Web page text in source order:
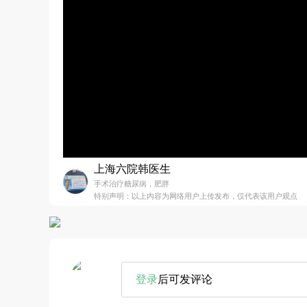
上海六院韩医生
手术治疗糖尿病，肥胖
特别声明：以上内容为网络用户上传发布，仅代表该用户观点
登录后可发评论